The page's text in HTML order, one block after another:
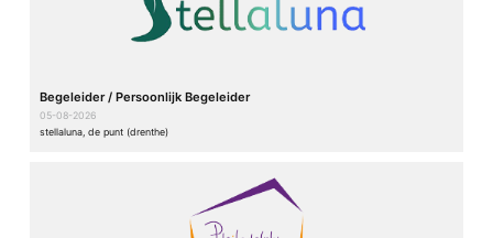
Begeleider / Persoonlijk Begeleider
05-08-2026
stellaluna, de punt (drenthe)